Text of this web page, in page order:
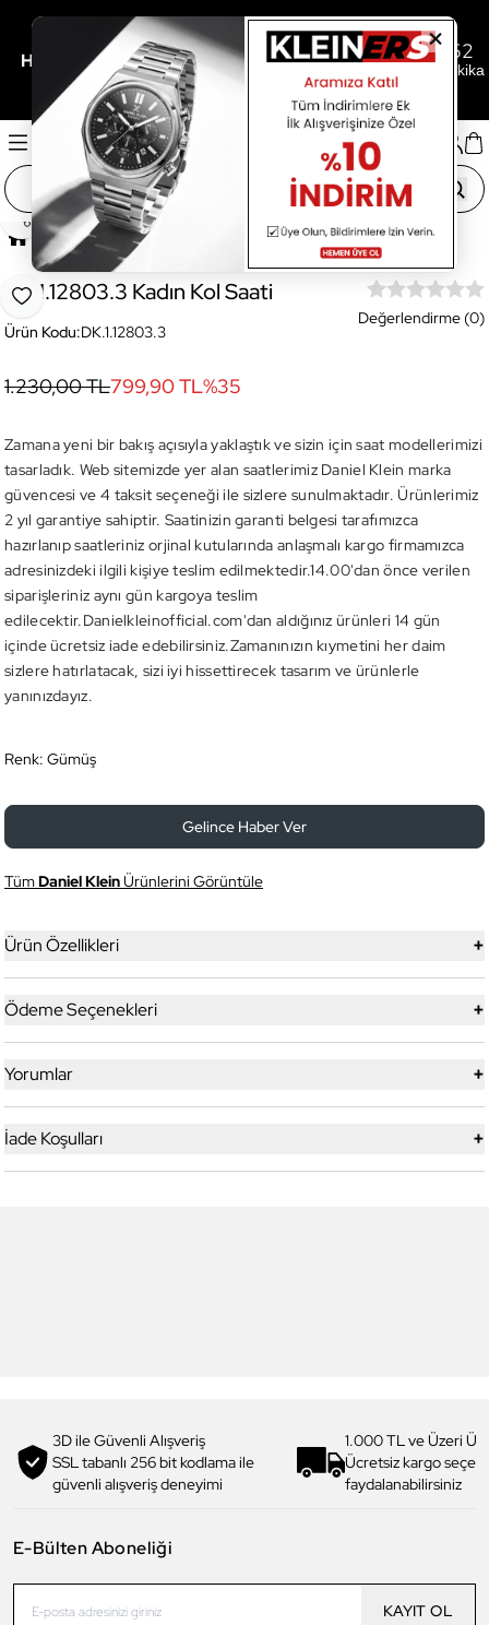
Her 3.000TL'ye 500TL Hediye İçin Son 1 /07/ 52
Dakika
Ana Sayfa DK.1.12803.3 Kadın Kol Saati
Favoriye Ekle
Paylaş
DK.1.12803.3 Kadın Kol Saati
Ürün Kodu:DK.1.12803.3
Değerlendirme (0)
1.230,00 TL799,90 TL%35
Zamana yeni bir bakış açısıyla yaklaştık ve sizin için saat modellerimizi
tasarladık. Web sitemizde yer alan saatlerimiz Daniel Klein marka
güvencesi ve 4 taksit seçeneği ile sizlere sunulmaktadır. Ürünlerimiz
2 yıl garantiye sahiptir. Saatinizin garanti belgesi tarafımızca
hazırlanıp saatleriniz orjinal kutularında anlaşmalı kargo firmamızca
adresinizdeki ilgili kişiye teslim edilmektedir.14.00'dan önce verilen
siparişleriniz aynı gün kargoya teslim
edilecektir.Danielkleinofficial.com'dan aldığınız ürünleri 14 gün
içinde ücretsiz iade edebilirsiniz.Zamanınızın kıymetini her daim
sizlere hatırlatacak, sizi iyi hissettirecek tasarım ve ürünlerle
yanınızdayız.
Renk: Gümüş
Gelince Haber Ver
TümDaniel KleinÜrünlerini Görüntüle
Ürün Özellikleri +
Ödeme Seçenekleri +
Yorumlar +
İade Koşulları +
3D ile Güvenli Alışveriş
SSL tabanlı 256 bit kodlama ile
güvenli alışveriş deneyimi
1.000 TL ve Üzeri
Ücretsiz kargo
faydalanabilirsiniz
E-Bülten Aboneliği
KAYIT OL